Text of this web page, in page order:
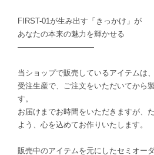
FIRST-01が生み出す「きっかけ」が
あなたの本来の魅力を輝かせる
――――――――――
当ショップで販売しているアイテムは
受注生産で、ご注文をいただいてから
す。
お届けまでお時間をいただきますが、
よう、心を込めてお作りいたします。
販売中のアイテムを元にしたセミオー